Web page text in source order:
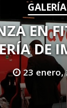
EN
DE
23 enero,